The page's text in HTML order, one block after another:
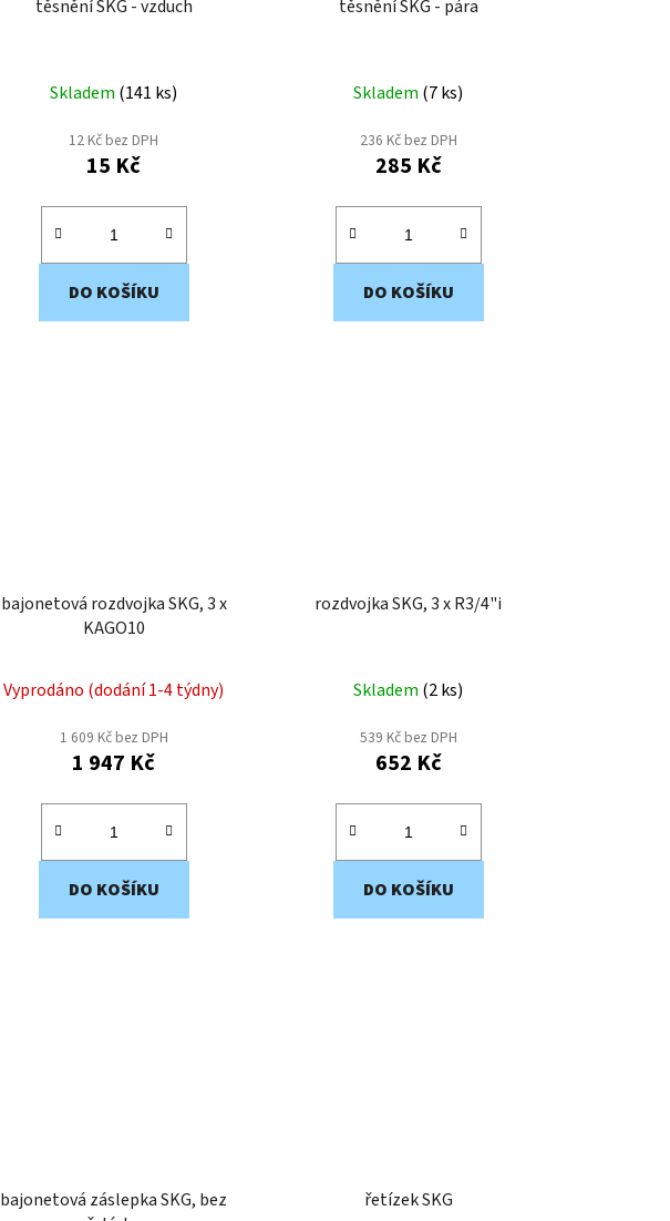
těsnění SKG - vzduch
Skladem (141 ks)
12 Kč bez DPH
15 Kč
DO KOŠÍKU
těsnění SKG - pára
Skladem (7 ks)
236 Kč bez DPH
285 Kč
DO KOŠÍKU
bajonetová rozdvojka SKG, 3 x
KAGO10
Vyprodáno (dodání 1-4 týdny)
1 609 Kč bez DPH
1 947 Kč
DO KOŠÍKU
rozdvojka SKG, 3 x R3/4"i
Skladem (2 ks)
539 Kč bez DPH
652 Kč
DO KOŠÍKU
bajonetová záslepka SKG, bez
řetízek SKG